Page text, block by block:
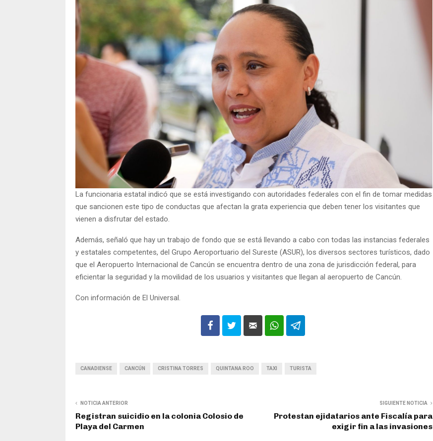
La funcionaria estatal indicó que se está investigando con autoridades federales con el fin de tomar medidas
que sancionen este tipo de conductas que afectan la grata experiencia que deben tener los visitantes que
vienen a disfrutar del estado.
Además, señaló que hay un trabajo de fondo que se está llevando a cabo con todas las instancias federales
y estatales competentes, del Grupo Aeroportuario del Sureste (ASUR), los diversos sectores turísticos, dado
que el Aeropuerto Internacional de Cancún se encuentra dentro de una zona de jurisdicción federal, para
eficientar la seguridad y la movilidad de los usuarios y visitantes que llegan al aeropuerto de Cancún.
Con información de El Universal.
CANADIENSE CANCÚN CRISTINA TORRES QUINTANA ROO TAXI TURISTA
NOTICIA ANTERIOR
Registran suicidio en la colonia Colosio de
Playa del Carmen
SIGUIENTE NOTICIA
Protestan ejidatarios ante Fiscalía para
exigir fin a las invasiones